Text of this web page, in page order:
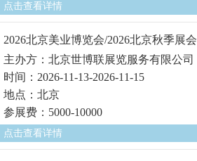
点击查看详情
2026北京美业博览会/2026北京秋季展会
主办方：北京世博联展览服务有限公司
时间：2026-11-13-2026-11-15
地点：北京
参展费：5000-10000
点击查看详情